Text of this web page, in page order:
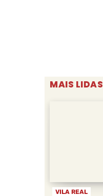
MAIS LIDAS
VILA REAL